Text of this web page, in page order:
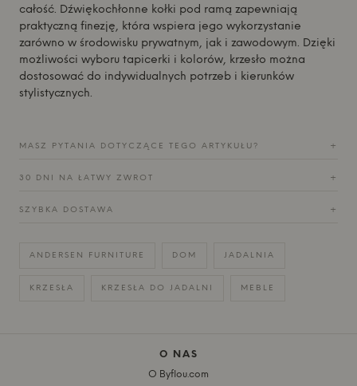
całość. Dźwiękochłonne kołki pod ramą zapewniają
praktyczną finezję, która wspiera jego wykorzystanie
zarówno w środowisku prywatnym, jak i zawodowym. Dzięki
możliwości wyboru tapicerki i kolorów, krzesło można
dostosować do indywidualnych potrzeb i kierunków
stylistycznych.
MASZ PYTANIA DOTYCZĄCE TEGO ARTYKUŁU? +
30 DNI NA ŁATWY ZWROT +
SZYBKA DOSTAWA +
ANDERSEN FURNITURE DOM JADALNIA
KRZESŁA KRZESŁA DO JADALNI MEBLE
O NAS
O Byflou.com